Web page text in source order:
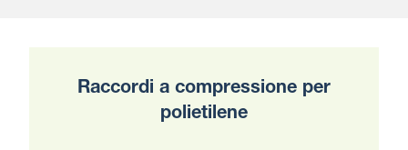
Raccordi a compressione per
polietilene